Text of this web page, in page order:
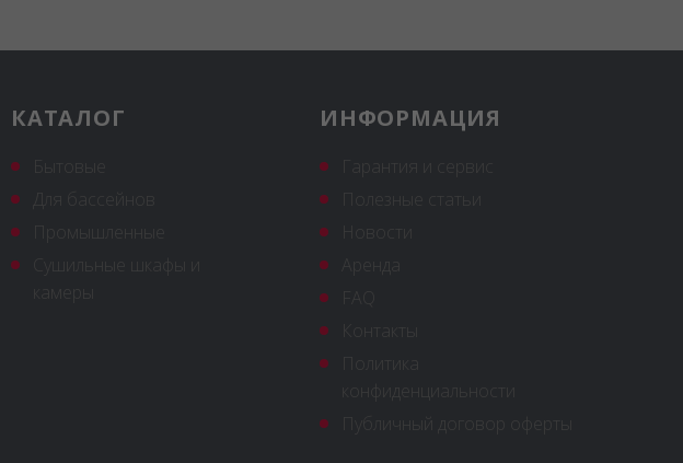
ИНФОРМАЦИЯ
КАТАЛОГ
Для бассейнов